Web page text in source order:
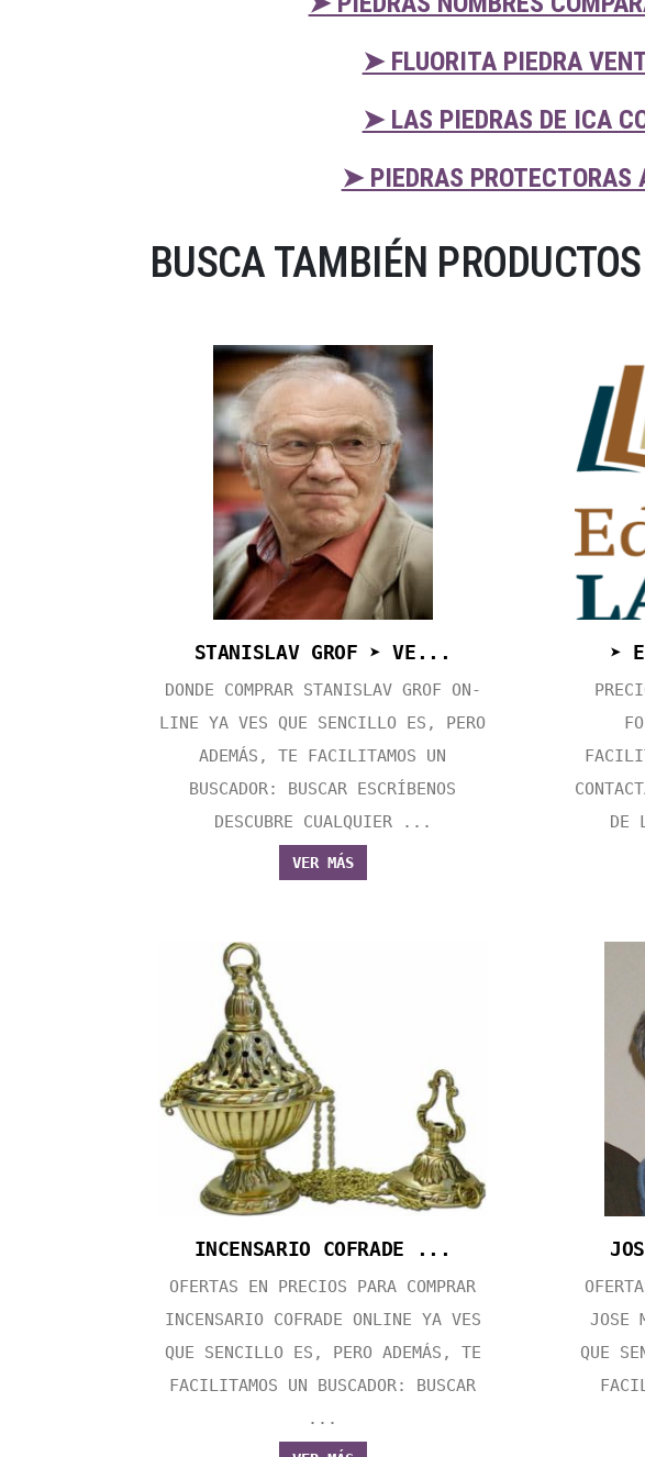
➤ FLUORITA PIEDRA
➤ LAS PIEDRAS DE ICA
➤ PIEDRAS PROTECTORAS
BUSCA TAMBIÉN
STANISLAV GROF ➤ VE...
DONDE COMPRAR STANISLAV GROF ON-
LINE YA VES QUE SENCILLO ES, PERO
ADEMÁS, TE FACILITAMOS UN
BUSCADOR: BUSCAR ESCRÍBENOS
DESCUBRE CUALQUIER ...
VER MÁS
➤
DE
INCENSARIO COFRADE ...
OFERTAS EN PRECIOS PARA COMPRAR
INCENSARIO COFRADE ONLINE YA VES
QUE SENCILLO ES, PERO ADEMÁS, TE
FACILITAMOS UN BUSCADOR: BUSCAR
...
JOSE
QUE